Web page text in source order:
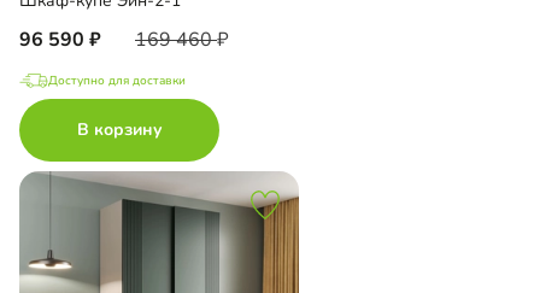
96 590 169 460
Доступно для доставки
В корзину